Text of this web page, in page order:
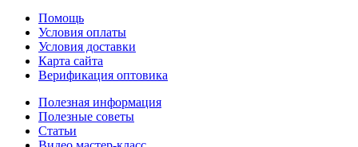
Помощь
Условия оплаты
Условия доставки
Карта сайта
Верификация оптовика
Полезная информация
Полезные советы
Статьи